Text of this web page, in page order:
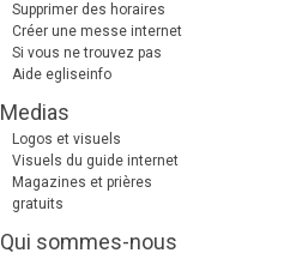
Supprimer des horaires
Créer une messe internet
Si vous ne trouvez pas
Aide egliseinfo
Medias
Logos et visuels
Visuels du guide internet
Magazines et prières
gratuits
Qui sommes-nous